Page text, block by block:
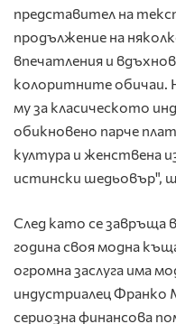
представител на
продължение на
впечатления и
колоритните обичаи.
му за класическото
обикновено парче
култура и женствена
истински шедьовър",
След като се завръща
година своя модна
огромна заслуга има
индустриалец
сериозна финансова